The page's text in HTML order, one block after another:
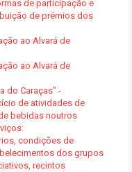
de participação e
de prémios dos
ao Alvará de
ao Alvará de
do Caraças” -
de atividades de
bebidas noutros
condições de
dos grupos
recintos